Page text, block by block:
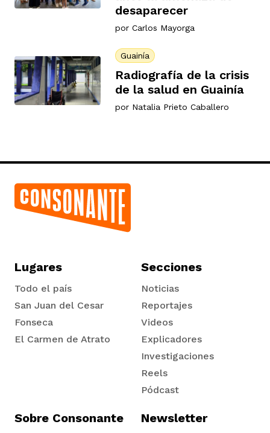
desaparecer
por Carlos Mayorga
Guainía
Radiografía de la crisis
de la salud en Guainía
por Natalia Prieto Caballero
Lugares
Todo el país
San Juan del Cesar
Fonseca
El Carmen de Atrato
Secciones
Noticias
Reportajes
Videos
Explicadores
Investigaciones
Reels
Pódcast
Sobre Consonante Newsletter